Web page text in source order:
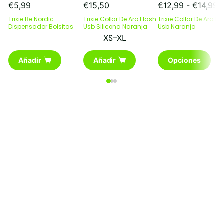
€5,99
Trixie Be Nordic
Dispensador Bolsitas
Añadir
€15,50
Trixie Collar De Aro Flash
Usb Silicona Naranja
XS–XL
Añadir
€12,99 - €14,99
Trixie Collar De Aro
Usb Naranja
Opciones
Este
producto